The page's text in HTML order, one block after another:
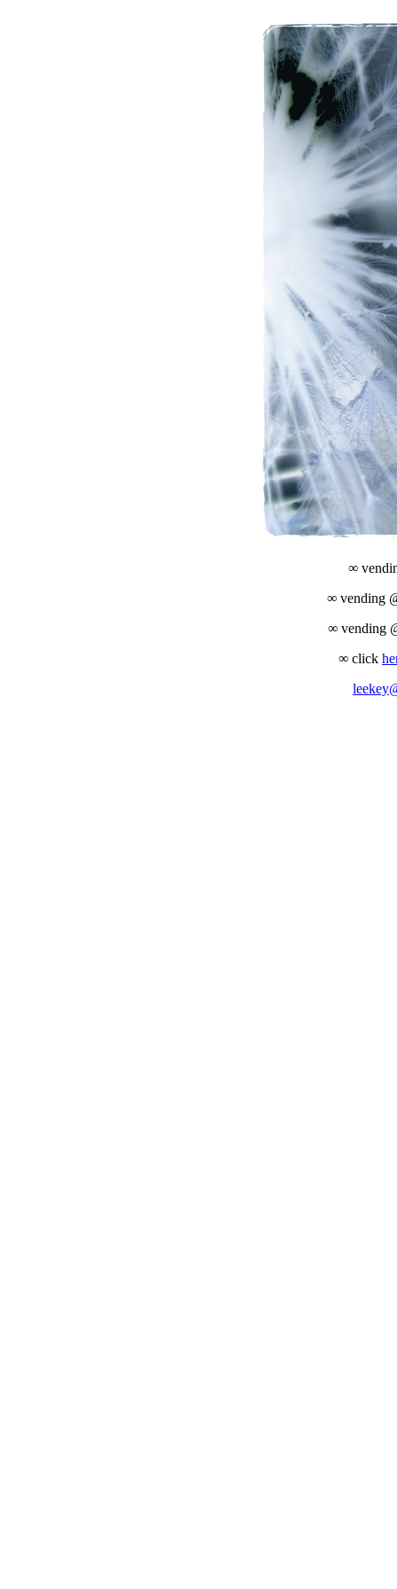
∞
∞ vending
∞ vending
∞ click